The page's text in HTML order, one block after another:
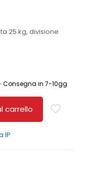
25 kg, divisione
Consegna in 7-10gg
carrello
IP